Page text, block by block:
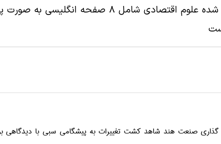
صنعت هند شاهد کشت تغییرات به پیشگامی سبی با دیدگاهی